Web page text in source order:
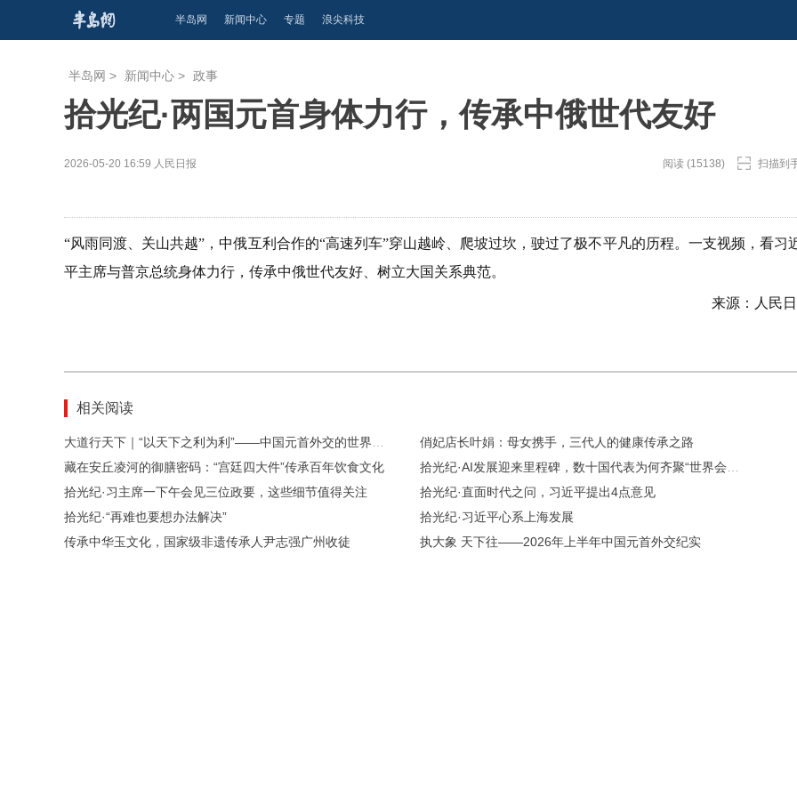
半岛网 新闻中心 专题 浪尖科技
半岛网 > 新闻中心 > 政事
拾光纪·两国元首身体力行，传承中俄世代友好
2026-05-20 16:59 人民日报 阅读 (15138) 扫描到
“风雨同渡、关山共越”，中俄互利合作的“高速列车”穿山越岭、爬坡过坎，驶过了极不平凡的历程。一支视频，看习
平主席与普京总统身体力行，传承中俄世代友好、树立大国关系典范。
来源：人民
相关阅读
俏妃店长叶娟：母女携手，三代人的健康传承之路
藏在安丘凌河的御膳密码：“宫廷四大件”传承百年饮食文化
拾光纪·习主席一下午会见三位政要，这些细节值得关注
拾光纪·直面时代之问，习近平提出4点意见
拾光纪·“再难也要想办法解决”
拾光纪·习近平心系上海发展
传承中华玉文化，国家级非遗传承人尹志强广州收徒
执大象 天下往——2026年上半年中国元首外交纪实